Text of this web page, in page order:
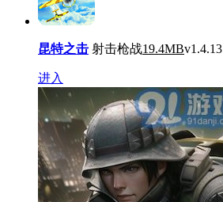
昆特之击 射击枪战19.4MBv1.4.13
进入